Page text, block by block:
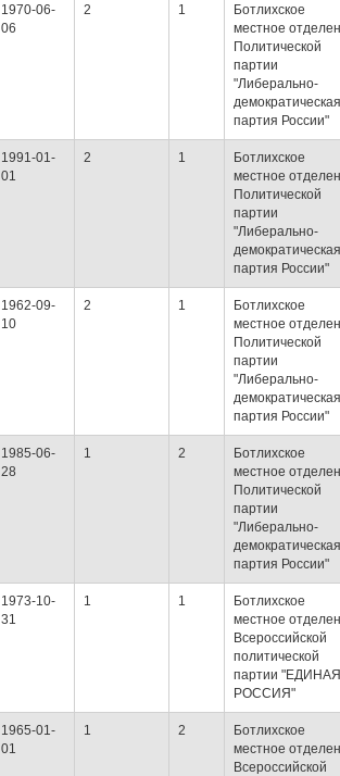
1970-06-
06
2 1
Ботлихское
местное
Политической
партии
"Либерально-
демократическая
партия России"
1991-01-
01
2 1
Ботлихское
местное
Политической
партии
"Либерально-
демократическая
партия России"
1962-09-
10
2 1
Ботлихское
местное
Политической
партии
"Либерально-
демократическая
партия России"
1985-06-
28
1 2
Ботлихское
местное
Политической
партии
"Либерально-
демократическая
партия России"
1973-10-
31
1 1
Ботлихское
местное
Всероссийской
политической
партии "ЕДИНАЯ
РОССИЯ"
1965-01-
01
1 2
Ботлихское
местное
Всероссийской